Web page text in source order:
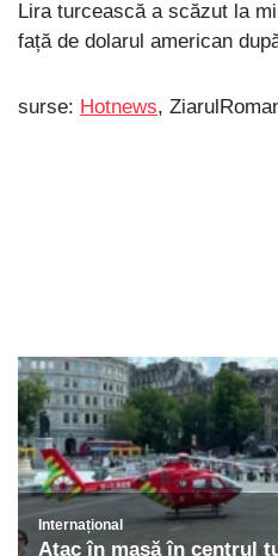
Lira turcească a scăzut la
față de dolarul american
surse: Hotnews,